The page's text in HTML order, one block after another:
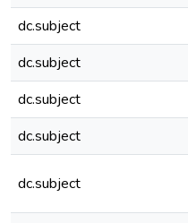
dc.subject
dc.subject
dc.subject
dc.subject
dc.subject